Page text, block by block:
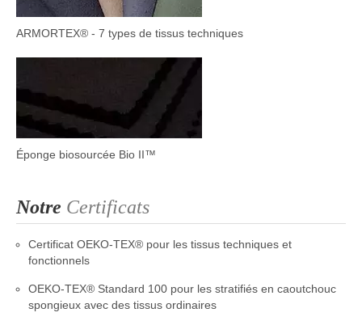
ARMORTEX® - 7 types de tissus techniques
Éponge biosourcée Bio II™
Notre Certificats
Certificat OEKO-TEX® pour les tissus techniques et
fonctionnels
OEKO-TEX® Standard 100 pour les stratifiés en caoutchouc
spongieux avec des tissus ordinaires